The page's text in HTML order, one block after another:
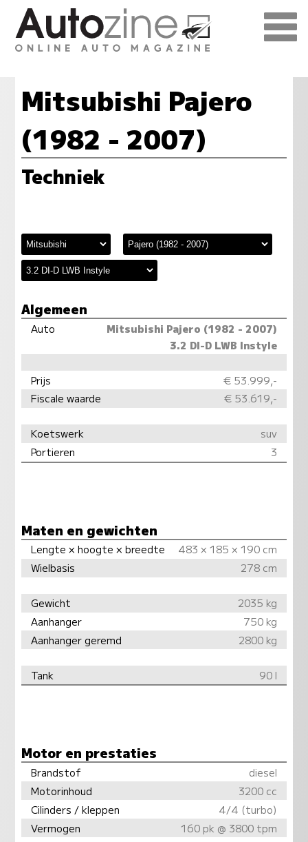
Mitsubishi Pajero
(1982 - 2007)
Techniek
Algemeen
Auto
Mitsubishi Pajero (1982 - 2007)
3.2 DI-D LWB Instyle
Prijs
€ 53.999,-
Fiscale waarde
€ 53.619,-
Koetswerk
suv
Portieren
3
Maten en gewichten
Lengte × hoogte × breedte
483 × 185 × 190 cm
Wielbasis
278 cm
Gewicht
2035 kg
Aanhanger
750 kg
Aanhanger geremd
2800 kg
Tank 90 l
Motor en prestaties
Brandstof
diesel
Motorinhoud
3200 cc
Cilinders / kleppen
4/4 (turbo)
Vermogen
160 pk @ 3800 tpm